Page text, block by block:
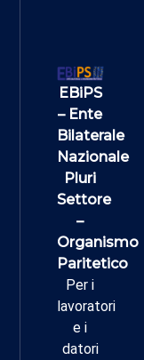
EBiPS
– Ente
Bilaterale
Nazionale
Pluri
Settore
–
Organismo
Paritetico
Per i
lavoratori
e i
datori